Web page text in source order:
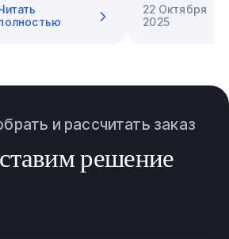
22 Октября
2025
и рассчитать заказ
решение